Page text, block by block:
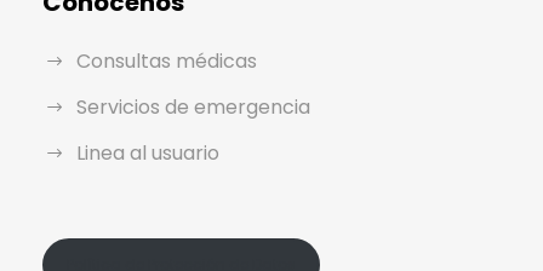
Consultas médicas
Servicios de emergencia
Linea al usuario